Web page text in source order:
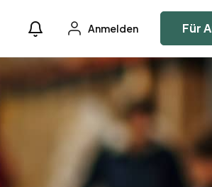
Anmelden Für